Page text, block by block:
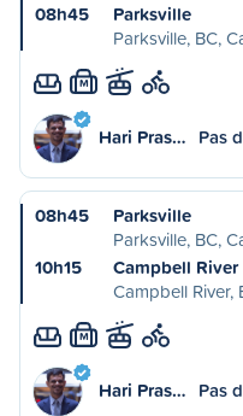
08h45
Parksville
Parksville, BC,
M
Hari Pras… Pas
08h45
Parksville
Parksville, BC,
10h15
Campbell River
Campbell River,
M
Hari Pras… Pas